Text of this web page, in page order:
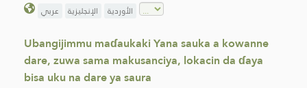
عربي الإنجليزية الأوردية
Ubangijimmu maɗaukaki Yana sauka a kowanne
dare, zuwa sama makusanciya, lokacin da ɗaya
bisa uku na dare ya saura